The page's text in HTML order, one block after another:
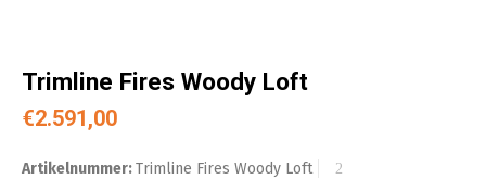
Trimline Fires Woody Loft
€2.591,00
Artikelnummer:Trimline Fires Woody Loft